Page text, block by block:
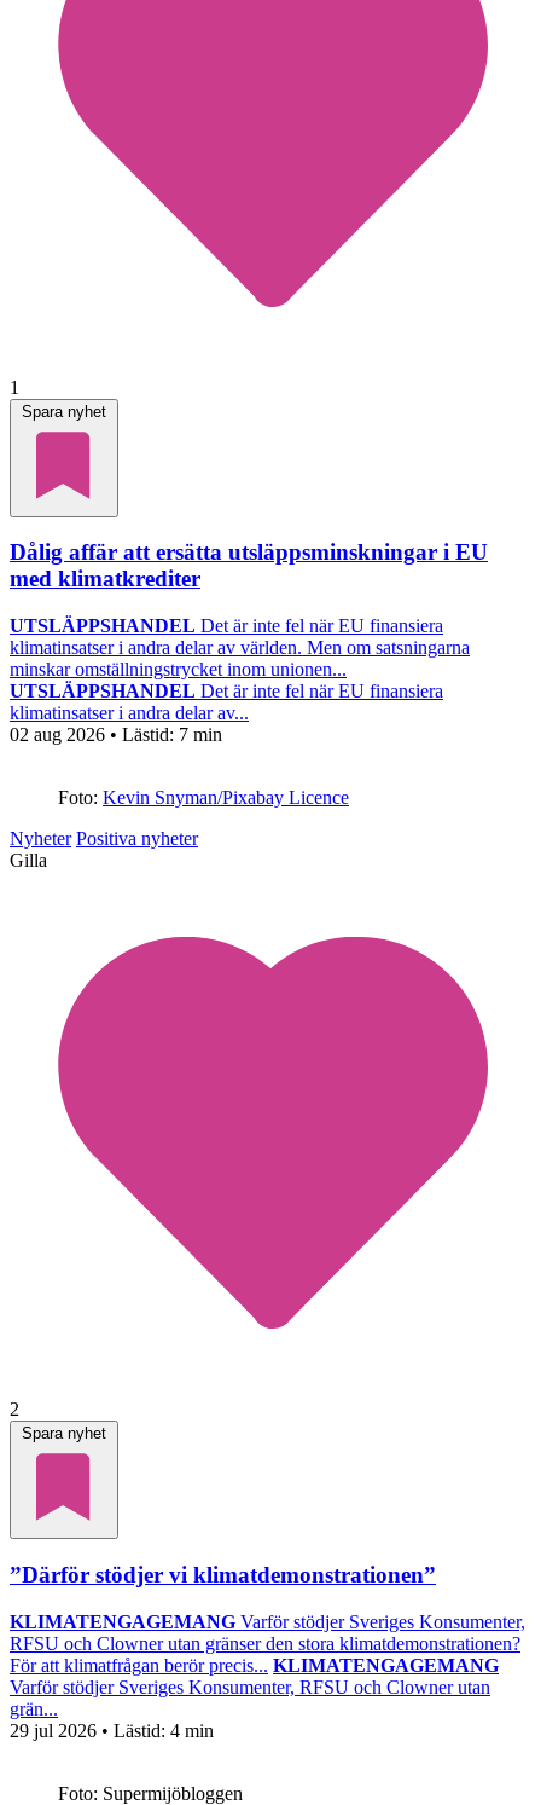
1
Spara nyhet
Dålig affär att ersätta utsläppsminskningar i EU
med klimatkrediter
UTSLÄPPSHANDEL Det är inte fel när EU finansiera
klimatinsatser i andra delar av världen. Men om satsningarna
minskar omställningstrycket inom unionen...
UTSLÄPPSHANDEL Det är inte fel när EU finansiera
klimatinsatser i andra delar av...
02 aug 2026 • Lästid: 7 min
Foto: Kevin Snyman/Pixabay Licence
Nyheter Positiva nyheter
Gilla
2
Spara nyhet
”Därför stödjer vi klimatdemonstrationen”
KLIMATENGAGEMANG Varför stödjer Sveriges Konsumenter,
RFSU och Clowner utan gränser den stora klimatdemonstrationen?
För att klimatfrågan berör precis... KLIMATENGAGEMANG
Varför stödjer Sveriges Konsumenter, RFSU och Clowner utan
grän...
29 jul 2026 • Lästid: 4 min
Foto: Supermijöbloggen